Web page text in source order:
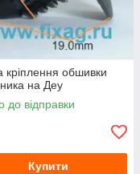
кріплення обшивки
на Деу
до відправки
Купити